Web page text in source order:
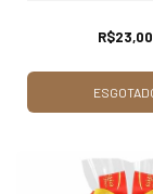
R$23,00